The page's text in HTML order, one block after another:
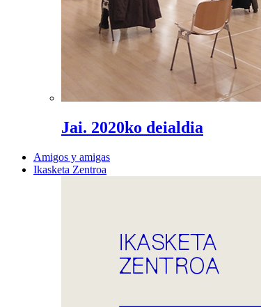
Jai. 2020ko deialdia
Amigos y amigas
Ikasketa Zentroa